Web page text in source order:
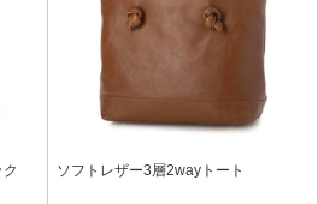
ソフトレザー3層2wayトート